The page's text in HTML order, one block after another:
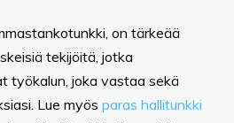
on tärkeää
tekijöitä, jotka
työkalun, joka vastaa sekä
Lue myös paras hallitunkki